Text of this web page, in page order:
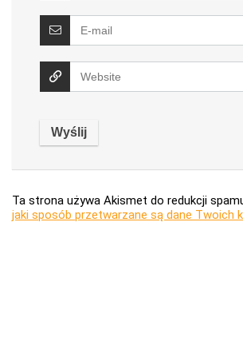
Ta strona używa Akismet do redukcji
jaki sposób przetwarzane są dane Twoich